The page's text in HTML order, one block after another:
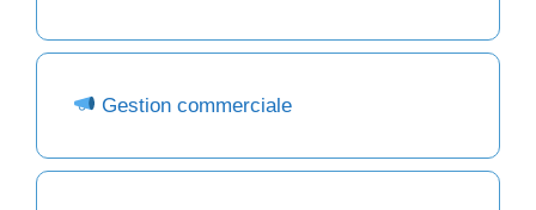
Gestion commerciale